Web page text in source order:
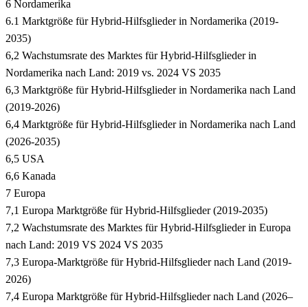
6 Nordamerika
6.1 Marktgröße für Hybrid-Hilfsglieder in Nordamerika (2019-
2035)
6,2 Wachstumsrate des Marktes für Hybrid-Hilfsglieder in
Nordamerika nach Land: 2019 vs. 2024 VS 2035
6,3 Marktgröße für Hybrid-Hilfsglieder in Nordamerika nach Land
(2019-2026)
6,4 Marktgröße für Hybrid-Hilfsglieder in Nordamerika nach Land
(2026-2035)
6,5 USA
6,6 Kanada
7 Europa
7,1 Europa Marktgröße für Hybrid-Hilfsglieder (2019-2035)
7,2 Wachstumsrate des Marktes für Hybrid-Hilfsglieder in Europa
nach Land: 2019 VS 2024 VS 2035
7,3 Europa-Marktgröße für Hybrid-Hilfsglieder nach Land (2019-
2026)
7,4 Europa Marktgröße für Hybrid-Hilfsglieder nach Land (2026–